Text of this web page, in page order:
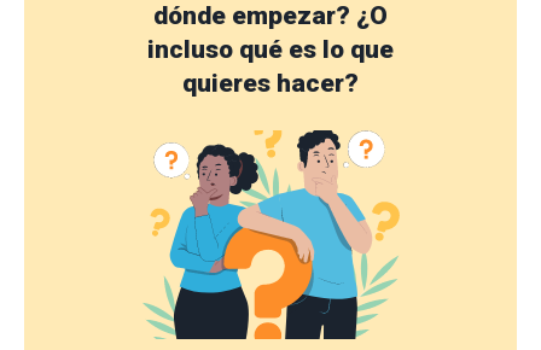
dónde empezar? ¿O
incluso qué es lo que
quieres hacer?